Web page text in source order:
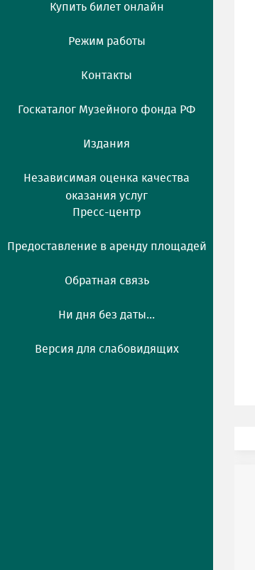
Купить билет онлайн
Режим работы
Контакты
Госкаталог Музейного фонда РФ
Издания
Независимая оценка качества
оказания услуг
Пресс-центр
Предоставление в аренду площадей
Обратная связь
Ни дня без даты...
Версия для слабовидящих